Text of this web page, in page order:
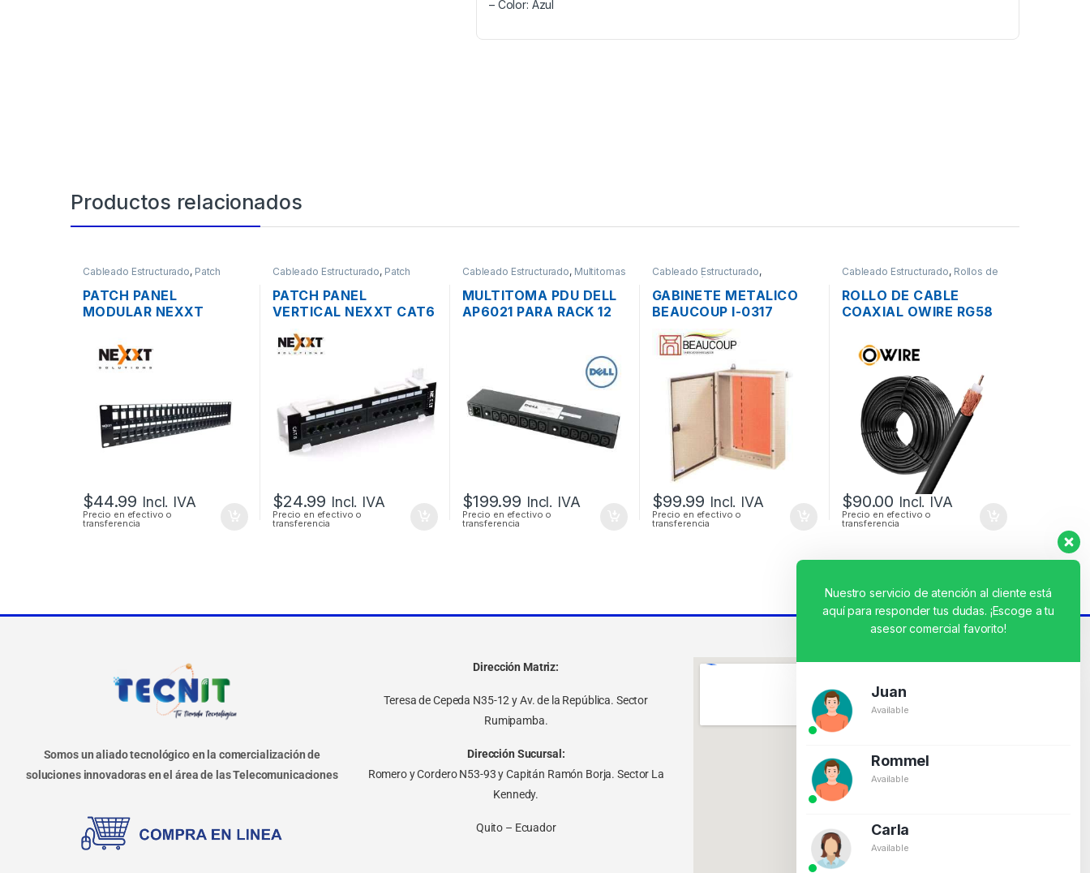
– Color: Azul
Productos relacionados
Cableado Estructurado, Patch
PATCH PANEL
MODULAR NEXXT
48 PUERTOS RACK DE
19″
$44.99 Incl. IVA
Precio en efectivo o
transferencia
Cableado Estructurado, Patch
PATCH PANEL
VERTICAL NEXXT CAT6
PARED
$24.99 Incl. IVA
Precio en efectivo o
transferencia
Cableado Estructurado, Multitomas
MULTITOMA PDU DELL
AP6021 PARA RACK 12
$199.99 Incl. IVA
Precio en efectivo o
transferencia
Cableado Estructurado,
Metalmecánicos
GABINETE METALICO
BEAUCOUP I-0317
SOPORTE PESADO
(60X40X20CM)
$99.99 Incl. IVA
Precio en efectivo o
transferencia
Cableado Estructurado, Rollos de
ROLLO DE CABLE
COAXIAL OWIRE RG58
POR METROS
$90.00 Incl. IVA
Precio en efectivo o
transferencia
Somos un aliado tecnológico en la comercialización de
soluciones innovadoras en el área de las Telecomunicaciones
Dirección Matriz:
Teresa de Cepeda N35-12 y Av. de la República. Sector
Rumipamba.
Dirección Sucursal:
Romero y Cordero N53-93 y Capitán Ramón Borja. Sector La
Kennedy.
Quito – Ecuador
Nuestro servicio de atención al cliente está
aquí para responder tus dudas. ¡Escoge a tu
asesor comercial favorito!
Juan
Available
Rommel
Available
Carla
Available